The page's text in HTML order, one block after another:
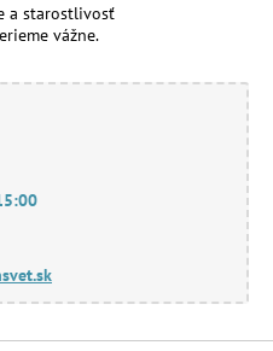
a starostlivosť
vážne.